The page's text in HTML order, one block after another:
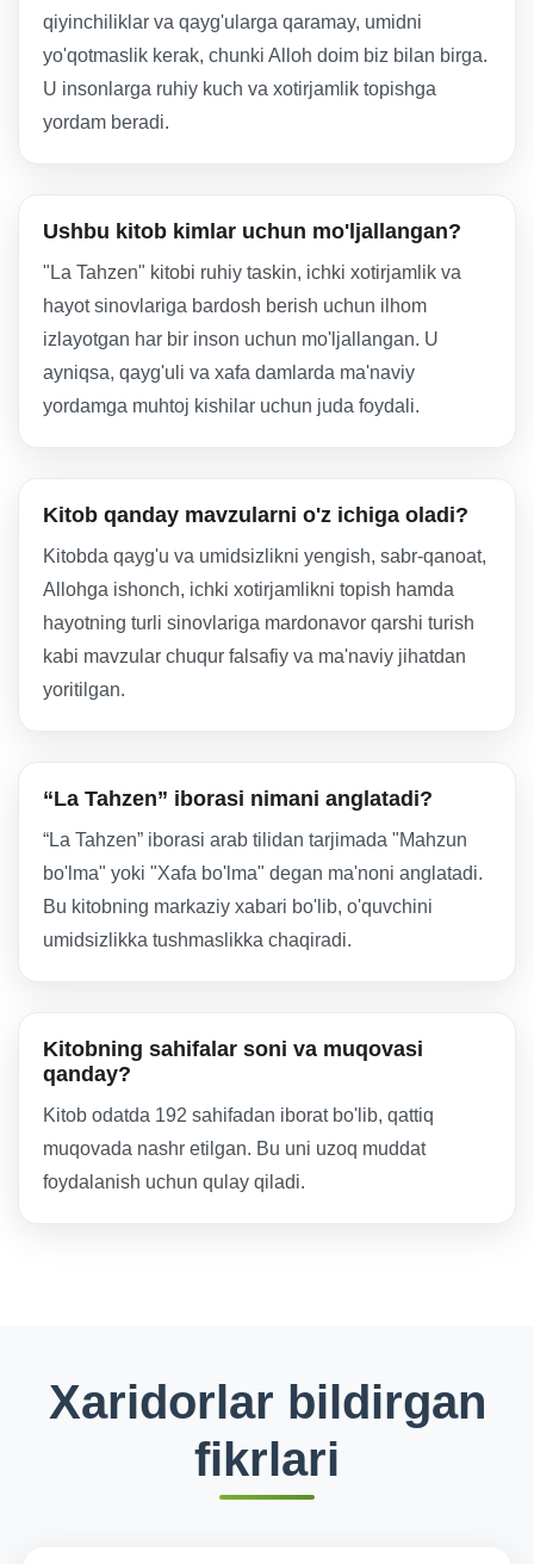
qiyinchiliklar va qayg'ularga qaramay, umidni
yo'qotmaslik kerak, chunki Alloh doim biz bilan birga.
U insonlarga ruhiy kuch va xotirjamlik topishga
yordam beradi.
Ushbu kitob kimlar uchun mo'ljallangan?
"La Tahzen" kitobi ruhiy taskin, ichki xotirjamlik va
hayot sinovlariga bardosh berish uchun ilhom
izlayotgan har bir inson uchun mo'ljallangan. U
ayniqsa, qayg'uli va xafa damlarda ma'naviy
yordamga muhtoj kishilar uchun juda foydali.
Kitob qanday mavzularni o'z ichiga oladi?
Kitobda qayg'u va umidsizlikni yengish, sabr-qanoat,
Allohga ishonch, ichki xotirjamlikni topish hamda
hayotning turli sinovlariga mardonavor qarshi turish
kabi mavzular chuqur falsafiy va ma'naviy jihatdan
yoritilgan.
“La Tahzen” iborasi nimani anglatadi?
“La Tahzen” iborasi arab tilidan tarjimada "Mahzun
bo'lma" yoki "Xafa bo'lma" degan ma'noni anglatadi.
Bu kitobning markaziy xabari bo'lib, o'quvchini
umidsizlikka tushmaslikka chaqiradi.
Kitobning sahifalar soni va muqovasi
qanday?
Kitob odatda 192 sahifadan iborat bo'lib, qattiq
muqovada nashr etilgan. Bu uni uzoq muddat
foydalanish uchun qulay qiladi.
Xaridorlar bildirgan
fikrlari